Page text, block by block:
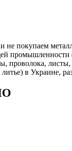
покупаем
проволока,
в Украине,